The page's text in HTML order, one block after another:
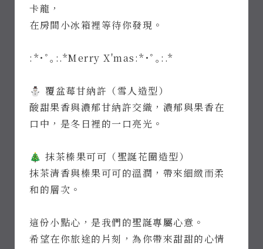
Access
700 台南市
20:00
Phone
06-
卡龍，
在房間小冰箱裡等待你發現。
:*･ﾟ｡:.*Merry X'mas:*･ﾟ｡:.*
⛄️ 覆盆莓甘納許（雪人造型）
酸甜果香與濃郁甘納許交織，濃郁與果香在
口中，是冬日裡的一口亮光。
🎄 抹茶榛果可可（聖誕花圈造型）
抹茶清香與榛果可可的溫潤，帶來細緻而柔
和的層次。
這份小點心，是我們的聖誕專屬心意。
希望在你旅途的片刻，為你帶來甜甜的心情